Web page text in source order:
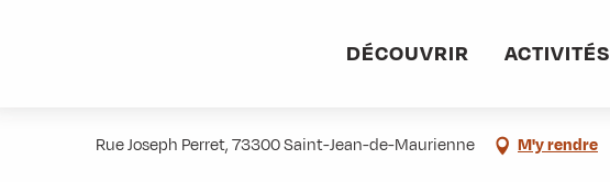
DÉCOUVRIR ACTIVITÉS
Rue Joseph Perret, 73300 Saint-Jean-de-Maurienne M'y rendre